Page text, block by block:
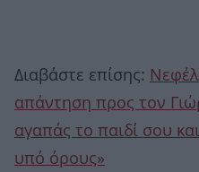
Διαβάστε επίσης:
απάντηση προς τον
αγαπάς το παιδί σου
υπό όρους»